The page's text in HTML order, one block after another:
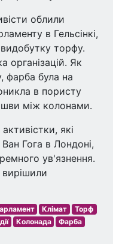
облили
в Гельсінкі,
торфу.
організацій. Як
фарба була на
в пористу
шви між колонами.
які
Гога в Лондоні,
ув'язнення.
вирішили
Клімат
Торф
Колонада
Фарба